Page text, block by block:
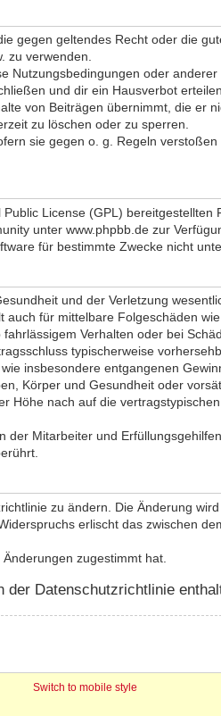
gegen geltendes Recht oder die
zu verwenden.
Nutzungsbedingungen oder
und dir ein Hausverbot
von Beiträgen übernimmt, die er
zu löschen oder zu sperren.
sie gegen o. g. Regeln
License (GPL)
unter www.phpbb.de zur
für bestimmte Zwecke nicht
und der Verletzung
für mittelbare Folgeschäden
Verhalten oder bei
typischerweise
insbesondere entgangenen
Körper und Gesundheit oder
Höhe nach auf die
der Mitarbeiter und
zu ändern. Die Änderung
erlischt das zwischen
zugestimmt hat.
der Datenschutzrichtlinie
Switch to mobile style